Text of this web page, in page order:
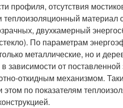
профиля, отсутствия
теплоизоляционный
двухкамерный
По параметрам
металлические, но и
зависимости от
откидным механизмом.
этом по показателям